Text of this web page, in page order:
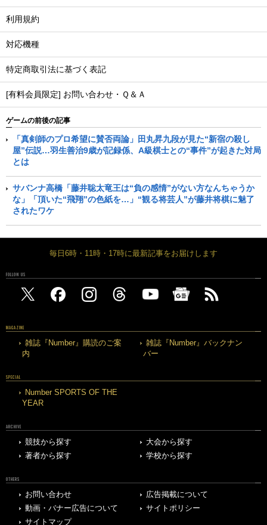
利用規約
対応機種
特定商取引法に基づく表記
[有料会員限定] お問い合わせ・Ｑ＆Ａ
ゲームの前後の記事
「真剣師のプロ希望に賛否両論」田丸昇九段が見た“新宿の殺し
屋”伝説…羽生善治9歳が記録係、A級棋士との“事件”が起きた対局
とは
サバンナ高橋「藤井聡太竜王は“負の感情”がない方なんちゃうか
な」「頂いた“飛翔”の色紙を…」“観る将芸人”が藤井将棋に魅了
されたワケ
毎日6時・11時・17時に最新記事をお届けします
FOLLOW US
MAGAZINE
雑誌『Number』購読のご案
内
雑誌『Number』バックナン
バー
SPECIAL
Number SPORTS OF THE
YEAR
ARCHIVE
競技から探す
大会から探す
著者から探す
学校から探す
OTHERS
お問い合わせ
広告掲載について
動画・バナー広告について
サイトポリシー
サイトマップ